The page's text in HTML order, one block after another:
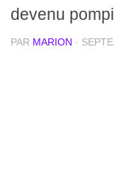
devenu
PAR MARION ·